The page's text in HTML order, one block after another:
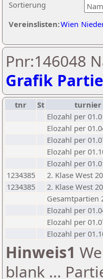
Sortierung
Vereinslisten:Wien
Pnr:146048
Grafik
tnr St turnier
Elozahl per
Elozahl per
Elozahl per
Elozahl per
Elozahl per
1234385
2. Klase West
1234385
2. Klase West
Gesamtpartien
Elozahl per
Elozahl per
Elozahl per
Hinweis1
blank ...